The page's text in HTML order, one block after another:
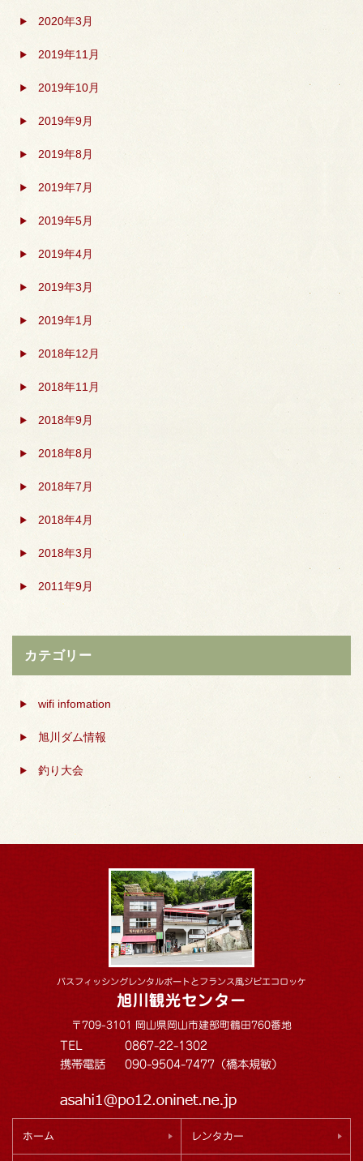
2020年3月
2019年11月
2019年10月
2019年9月
2019年8月
2019年7月
2019年5月
2019年4月
2019年3月
2019年1月
2018年12月
2018年11月
2018年9月
2018年8月
2018年7月
2018年4月
2018年3月
2011年9月
カテゴリー
wifi infomation
旭川ダム情報
釣り大会
バスフィッシングレンタルボートとフランス風ジビエコロッケ
旭川観光センター
〒709-3101 岡山県岡山市建部町鶴田760番地
TEL
0867-22-1302
携帯電話
090-9504-7477（橋本規敏）
ホーム レンタカー